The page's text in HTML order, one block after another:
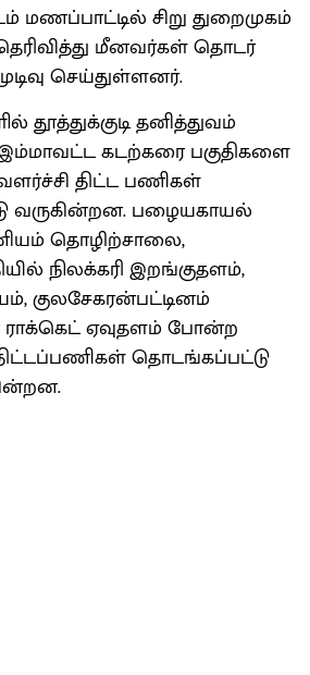
மணப்பாட்டில் சிறு துறைமுகம்
மீனவர்கள் தொடர்
செய்துள்ளனர்.
தனித்துவம்
இம்மாவட்ட கடற்கரை பகுதிகளை
திட்ட பணிகள்
வருகின்றன. பழையகாயல்
தொழிற்சாலை,
நிலக்கரி இறங்குதளம்,
குலசேகரன்பட்டினம்
ராக்கெட் ஏவுதளம் போன்ற
தொடங்கப்பட்டு